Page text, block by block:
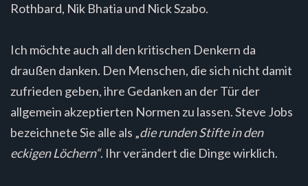
Rothbard, Nik Bhatia und Nick Szabo.
Ich möchte auch all den kritischen Denkern da
draußen danken. Den Menschen, die sich nicht damit
zufrieden geben, ihre Gedanken an der Tür der
allgemein akzeptierten Normen zu lassen. Steve Jobs
bezeichnete Sie alle als „die runden Stifte in den
eckigen Löchern“. Ihr verändert die Dinge wirklich.